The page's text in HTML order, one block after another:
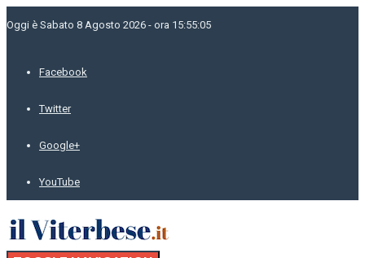
Oggi è Sabato 8 Agosto 2026 - ora 15:55:05
Facebook
Twitter
Google+
YouTube